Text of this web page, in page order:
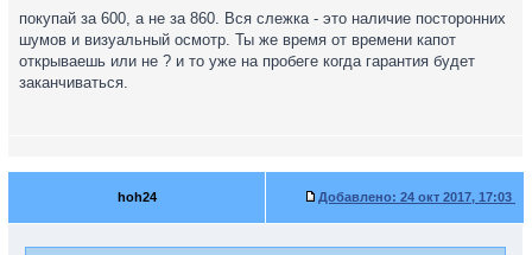
покупай за 600, а не за 860. Вся слежка - это наличие посторонних
шумов и визуальный осмотр. Ты же время от времени капот
открываешь или не ? и то уже на пробеге когда гарантия будет
заканчиваться.
hoh24 Добавлено: 24 окт 2017, 17:03